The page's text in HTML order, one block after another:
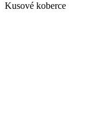
Kusové koberce